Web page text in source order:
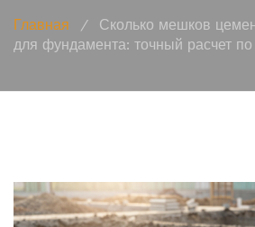
Главная /
Сколько мешков
для фундамента: точный расчет